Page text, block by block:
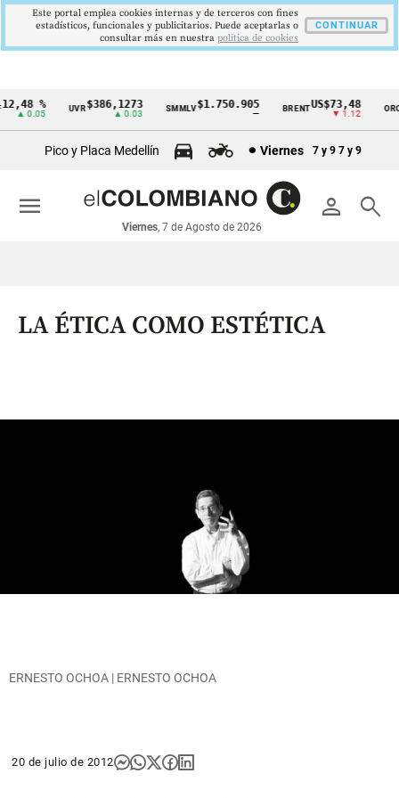
Cintillo
económicos
Colombia
%
▲ 0.05
UVR$386,1273
▲ 0.03
SMMLV$1.750.905 BRENTUS$73,48
▼ 1.12
ORO
Pico y Placa Medellín Viernes 7 y 9 7 y 9
person search
Viernes, 7 de Agosto de 2026
menu
LA ÉTICA COMO ESTÉTICA
ERNESTO OCHOA | ERNESTO OCHOA
20 de julio de 2012
Este portal emplea cookies internas y de terceros con fines
estadísticos, funcionales y publicitarios. Puede aceptarlas o
consultar más en nuestra politica de cookies
CONTINUAR